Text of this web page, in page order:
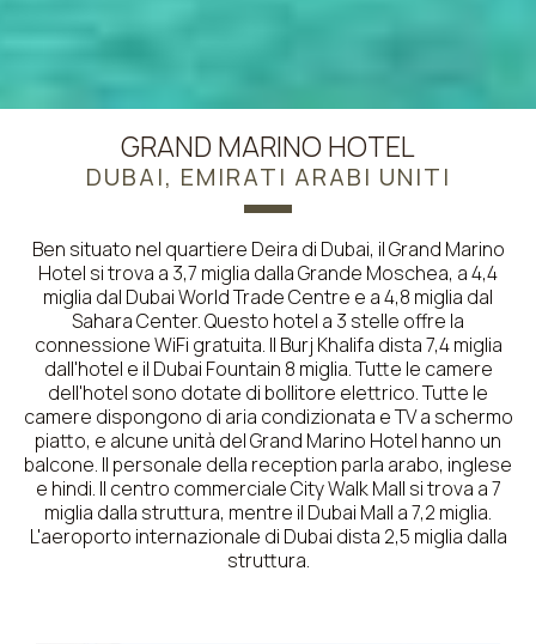
GRAND MARINO HOTEL
DUBAI, EMIRATI ARABI UNITI
Ben situato nel quartiere Deira di Dubai, il Grand Marino
Hotel si trova a 3,7 miglia dalla Grande Moschea, a 4,4
miglia dal Dubai World Trade Centre e a 4,8 miglia dal
Sahara Center. Questo hotel a 3 stelle offre la
connessione WiFi gratuita. Il Burj Khalifa dista 7,4 miglia
dall'hotel e il Dubai Fountain 8 miglia. Tutte le camere
dell'hotel sono dotate di bollitore elettrico. Tutte le
camere dispongono di aria condizionata e TV a schermo
piatto, e alcune unità del Grand Marino Hotel hanno un
balcone. Il personale della reception parla arabo, inglese
e hindi. Il centro commerciale City Walk Mall si trova a 7
miglia dalla struttura, mentre il Dubai Mall a 7,2 miglia.
L'aeroporto internazionale di Dubai dista 2,5 miglia dalla
struttura.